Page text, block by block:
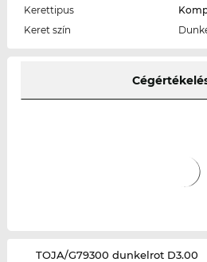
Kerettipus
Keret szín
‌TOJA/G79300 dunkelrot D3.00